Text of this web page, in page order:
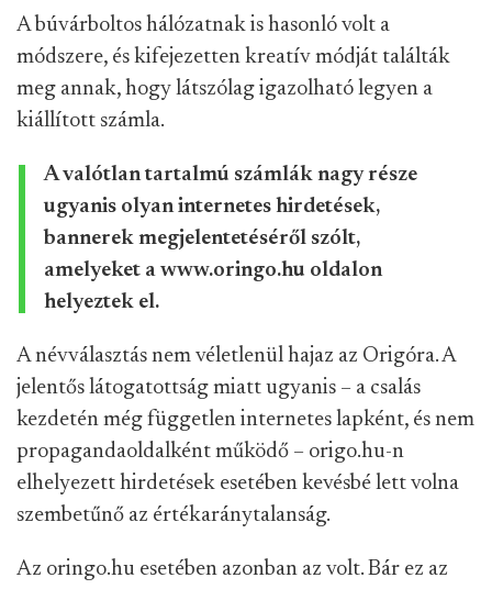
A búvárboltos hálózatnak is hasonló volt a
módszere, és kifejezetten kreatív módját találták
meg annak, hogy látszólag igazolható legyen a
kiállított számla.
A valótlan tartalmú számlák nagy része
ugyanis olyan internetes hirdetések,
bannerek megjelentetéséről szólt,
amelyeket a www.oringo.hu oldalon
helyeztek el.
A névválasztás nem véletlenül hajaz az Origóra. A
jelentős látogatottság miatt ugyanis – a csalás
kezdetén még független internetes lapként, és nem
propagandaoldalként működő – origo.hu-n
elhelyezett hirdetések esetében kevésbé lett volna
szembetűnő az értékaránytalanság.
Az oringo.hu esetében azonban az volt. Bár ez az